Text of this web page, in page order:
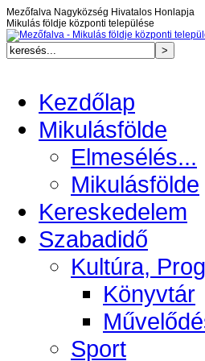
Mezőfalva Nagyközség Hivatalos Honlapja
Mikulás földje központi települése
Kezdőlap
Mikulásfölde
Elmesélés...
Mikulásfölde
Kereskedelem
Szabadidő
Kultúra,
Könyvtár
Sport